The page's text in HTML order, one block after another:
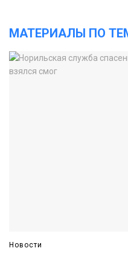
МАТЕРИАЛЫ ПО
Новости